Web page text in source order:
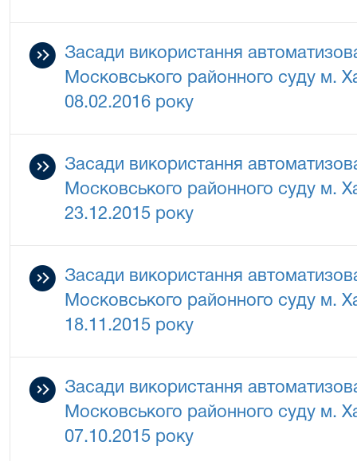
Засади використання
Московського районного суду м.
08.02.2016 року
Засади використання
Московського районного суду м.
23.12.2015 року
Засади використання
Московського районного суду м.
18.11.2015 року
Засади використання
Московського районного суду м.
07.10.2015 року